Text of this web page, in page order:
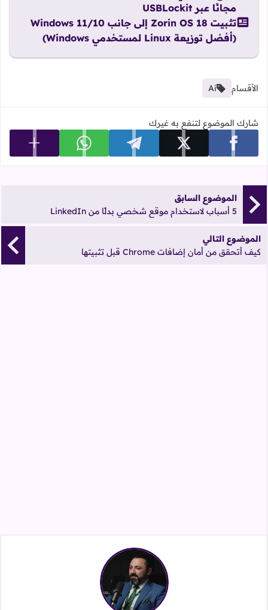
مجانًا عبر USBLockit
تثبيت Zorin OS 18 إلى جانب Windows 11/10
(أفضل توزيعة Linux لمستخدمي Windows)
الأقسام Ai
شارك الموضوع لتنفع به غيرك
شارك على facebook شارك على x شارك على telegram شارك على whatsapp عرض
الموضوع السابق
5 أسباب لاستخدام موقع شخصي بدلًا من LinkedIn
الموضوع التالي
كيف أتحقق من أمان إضافات Chrome قبل تثبيتها